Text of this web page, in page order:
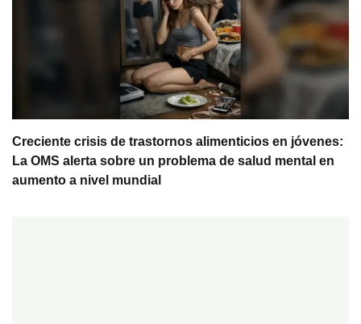
Creciente crisis de trastornos alimenticios en jóvenes:
La OMS alerta sobre un problema de salud mental en
aumento a nivel mundial